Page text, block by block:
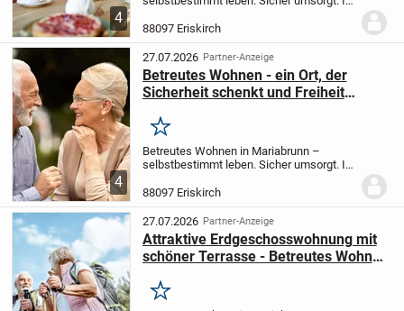
4
entstehen zwei attraktive Wohnhäuser
mit insgesamt 17 modernen 2-Zimmer-
Wohnungen für...
88097 Eriskirch
4
27.07.2026 Partner-Anzeige
Betreutes Wohnen - ein Ort, der
Sicherheit schenkt und Freiheit
Wohnung
Merken
Betreutes Wohnen in Mariabrunn –
selbstbestimmt leben. Sicher umsorgt. In
entstehen zwei attraktive Wohnhäuser
mit insgesamt 17 modernen 2-Zimmer-
Wohnungen für...
88097 Eriskirch
27.07.2026 Partner-Anzeige
Attraktive Erdgeschosswohnung mit
schöner Terrasse - Betreutes Wohnen
Merken